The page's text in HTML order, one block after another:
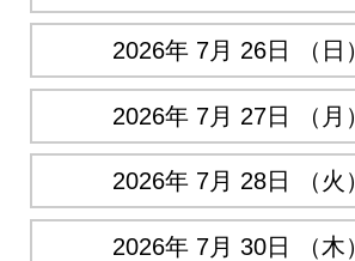
2026年 7月 26日 （日
2026年 7月 27日 （月
2026年 7月 28日 （火
2026年 7月 30日 （木